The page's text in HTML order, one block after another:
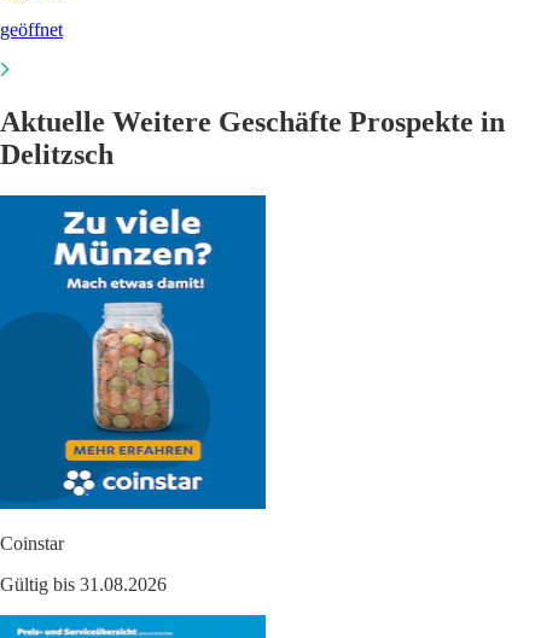
geöffnet
Aktuelle Weitere Geschäfte Prospekte in
Delitzsch
Coinstar
Gültig bis 31.08.2026